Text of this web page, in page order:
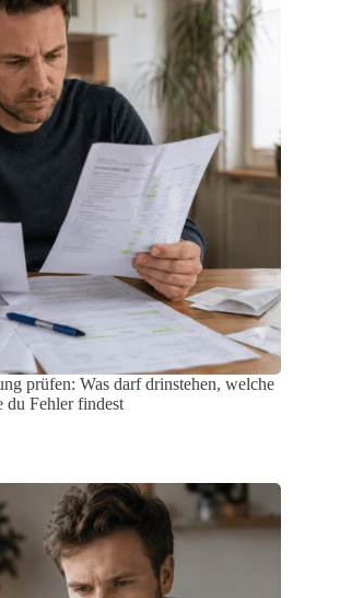
prüfen: Was darf drinstehen, welche
du Fehler findest